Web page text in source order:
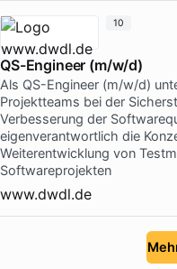
QS-Engineer (m/w/d)
Als QS-Engineer (m/w/d)
Projektteams bei der
Verbesserung der
eigenverantwortlich die
Weiterentwicklung von
Softwareprojekten
www.dwdl.de
10